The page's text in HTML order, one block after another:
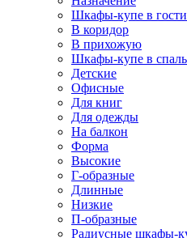
Шкафы-купе в
В коридор
В прихожую
Шкафы-купе в
Детские
Офисные
Для книг
Для одежды
На балкон
Форма
Высокие
Г-образные
Длинные
Низкие
П-образные
Радиусные шкафы-